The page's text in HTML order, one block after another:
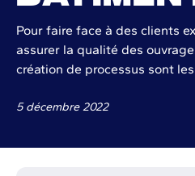
Pour faire face à des clients
assurer la qualité des
création de processus sont
5 décembre 2022